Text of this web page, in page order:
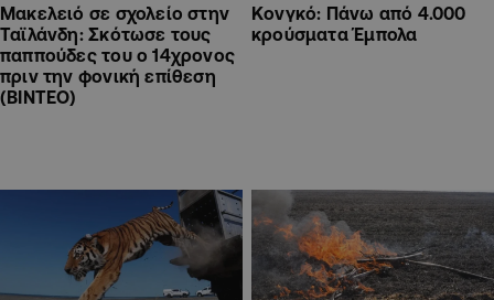
Μακελειό σε σχολείο στην
Ταϊλάνδη: Σκότωσε τους
παππούδες του ο 14χρονος
πριν την φονική επίθεση
(ΒΙΝΤΕΟ)
Κονγκό: Πάνω από 4.000
κρούσματα Έμπολα